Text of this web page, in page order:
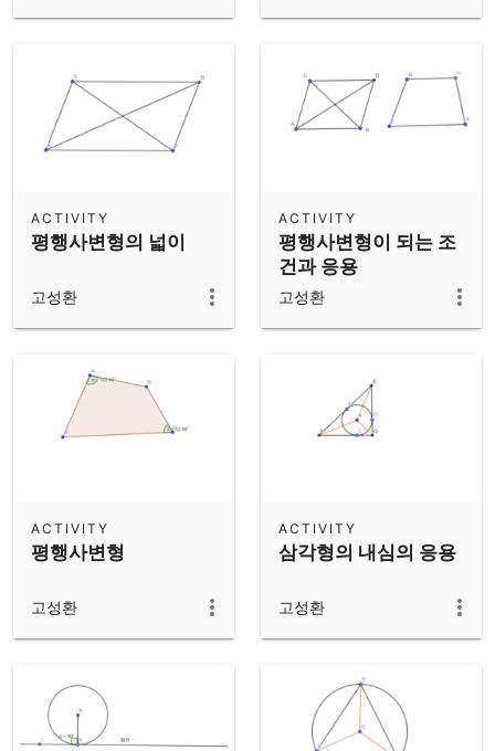
평행사변형의 넓이
ACTIVITY
고성환
평행사변형이 되는 조
건과 응용
ACTIVITY
고성환
평행사변형
ACTIVITY
고성환
삼각형의 내심의 응용
ACTIVITY
고성환